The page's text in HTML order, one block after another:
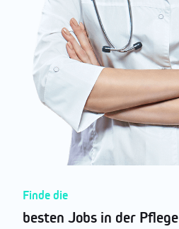
Finde die
besten Jobs in der Pflege